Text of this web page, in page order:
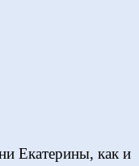
Екатерины, как и